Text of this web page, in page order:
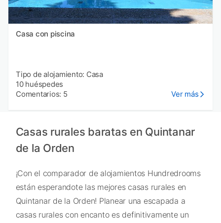
Casa con piscina
Tipo de alojamiento: Casa
10 huéspedes
Comentarios: 5
Ver más
Casas rurales baratas en Quintanar
de la Orden
¡Con el comparador de alojamientos Hundredrooms
están esperandote las mejores casas rurales en
Quintanar de la Orden! Planear una escapada a
casas rurales con encanto es definitivamente un